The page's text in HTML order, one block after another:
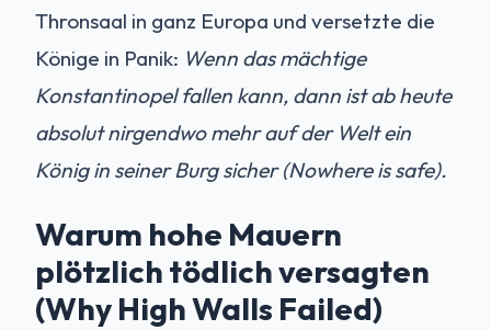
Thronsaal in ganz Europa und versetzte die
Könige in Panik: Wenn das mächtige
Konstantinopel fallen kann, dann ist ab heute
absolut nirgendwo mehr auf der Welt ein
König in seiner Burg sicher (Nowhere is safe).
Warum hohe Mauern
plötzlich tödlich versagten
(Why High Walls Failed)